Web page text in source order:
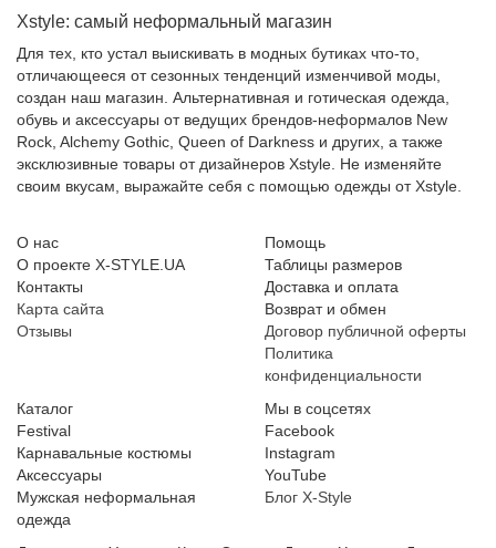
Xstyle: самый неформальный магазин
Для тех, кто устал выискивать в модных бутиках что-то,
отличающееся от сезонных тенденций изменчивой моды,
создан наш магазин. Альтернативная и готическая одежда,
обувь и аксессуары от ведущих брендов-неформалов New
Rock, Alchemy Gothic, Queen of Darkness и других, а также
эксклюзивные товары от дизайнеров Xstyle. Не изменяйте
своим вкусам, выражайте себя с помощью одежды от Xstyle.
О нас
О проекте X-STYLE.UA
Контакты
Карта сайта
Отзывы
Помощь
Таблицы размеров
Доставка и оплата
Возврат и обмен
Договор публичной оферты
Политика
конфиденциальности
Каталог
Festival
Карнавальные костюмы
Аксессуары
Мужская неформальная
одежда
Мы в соцсетях
Facebook
Instagram
YouTube
Блог X-Style